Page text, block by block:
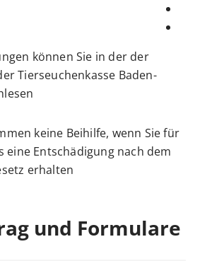
können Sie in der der
Tierseuchenkasse Baden-
keine Beihilfe, wenn Sie für
eine Entschädigung nach dem
erhalten.
und Formulare